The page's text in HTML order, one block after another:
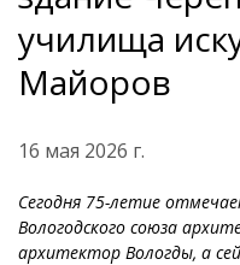
училища
Майоров
16 мая 2026 г.
Сегодня 75-летие
Вологодского союза
архитектор Вологды, а